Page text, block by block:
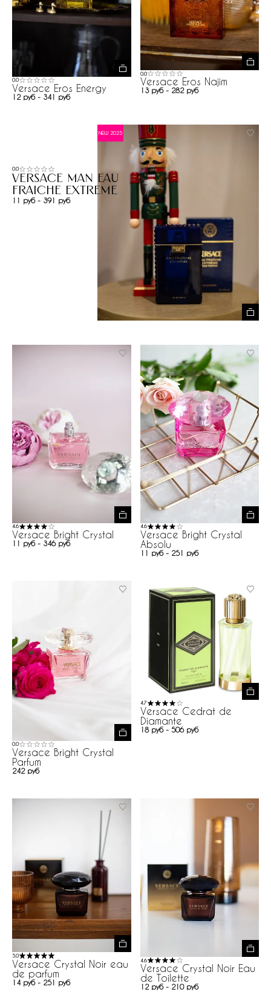
0.0
Versace Eros Energy
12 руб - 341 руб
0.0
Versace Eros Najim
13 руб - 282 руб
NEW 2025
0.0
Versace Man Eau
Fraiche Extreme
11 руб - 391 руб
4.6
Versace Bright Crystal
11 руб - 346 руб
4.6
Versace Bright Crystal
Absolu
11 руб - 251 руб
0.0
Versace Bright Crystal
Parfum
242 руб
4.7
Versace Cedrat de
Diamante
18 руб - 506 руб
5.0
Versace Crystal Noir eau
de parfum
14 руб - 251 руб
4.6
Versace Crystal Noir Eau
de Toilette
12 руб - 210 руб